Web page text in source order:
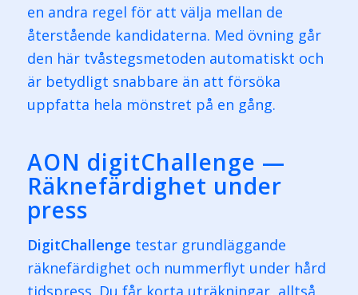
en andra regel för att välja mellan de
återstående kandidaterna. Med övning går
den här tvåstegsmetoden automatiskt och
är betydligt snabbare än att försöka
uppfatta hela mönstret på en gång.
AON digitChallenge —
Räknefärdighet under
press
DigitChallenge testar grundläggande
räknefärdighet och nummerflyt under hård